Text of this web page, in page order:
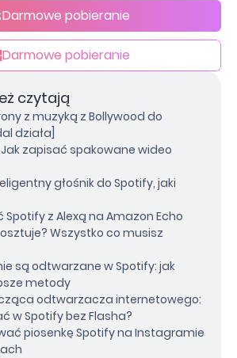
Darmowe pobieranie
Darmowe pobieranie
czytają
z muzyką z Bollywood do
działa]
zapisać spakowane wideo
głośnik do Spotify, jaki
Spotify z Alexą na Amazon Echo
Wszystko co musisz
są odtwarzane w Spotify: jak
metody
odtwarzacza internetowego:
w Spotify bez Flasha?
piosenkę Spotify na Instagramie